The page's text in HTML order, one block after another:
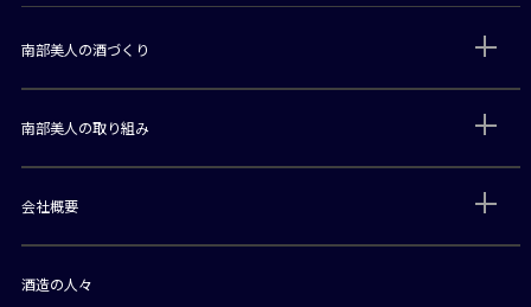
南部美人の酒づくり
南部美人の取り組み
会社概要
酒造の人々